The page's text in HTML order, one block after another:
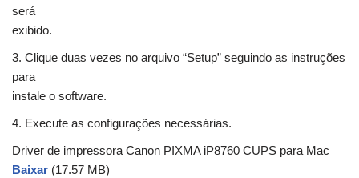
será
exibido.
3. Clique duas vezes no arquivo “Setup” seguindo as instruções
para
instale o software.
4. Execute as configurações necessárias.
Driver de impressora Canon PIXMA iP8760 CUPS para Mac
Baixar (17.57 MB)